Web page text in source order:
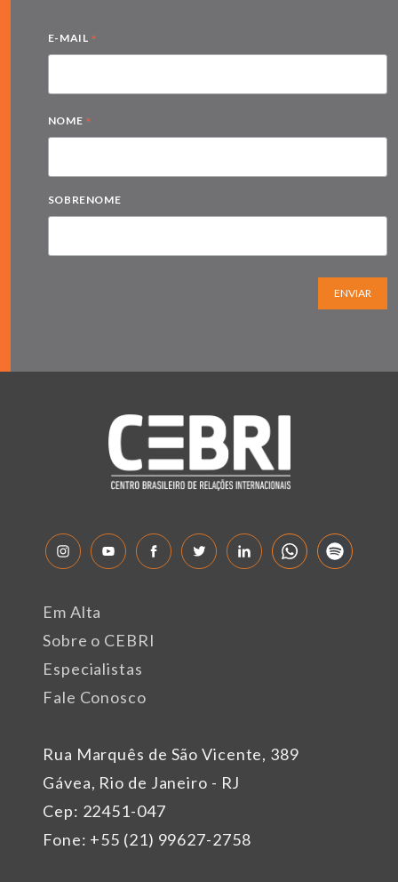
E-MAIL *
NOME *
SOBRENOME
ENVIAR
Rua Marquês de São Vicente, 389
Gávea, Rio de Janeiro - RJ
Cep: 22451-047
Fone: +55 (21) 99627-2758
Em Alta
Sobre o CEBRI
Especialistas
Fale Conosco